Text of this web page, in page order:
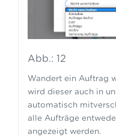
Abb.: 12
Wandert ein Auftrag
wird dieser auch in
automatisch
alle Aufträge
angezeigt werden.